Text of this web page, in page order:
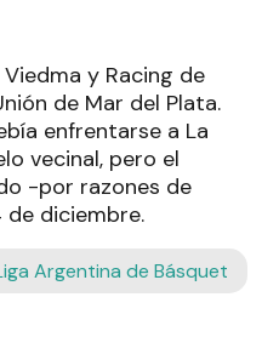
y Racing de
de Mar del Plata.
enfrentarse a La
vecinal, pero el
-por razones de
de diciembre.
Argentina de Básquet